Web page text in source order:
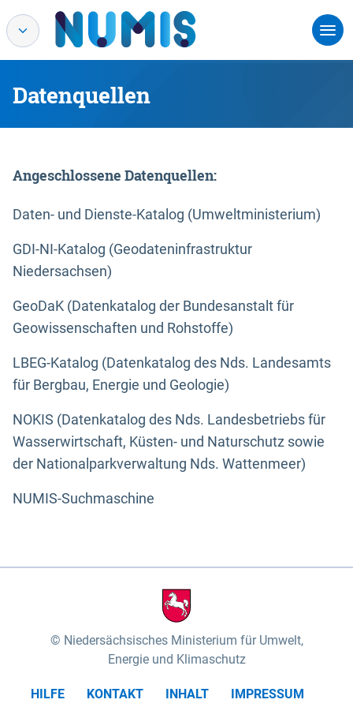
Datenquellen
Angeschlossene Datenquellen:
Daten- und Dienste-Katalog (Umweltministerium)
GDI-NI-Katalog (Geodateninfrastruktur
Niedersachsen)
GeoDaK (Datenkatalog der Bundesanstalt für
Geowissenschaften und Rohstoffe)
LBEG-Katalog (Datenkatalog des Nds. Landesamts
für Bergbau, Energie und Geologie)
NOKIS (Datenkatalog des Nds. Landesbetriebs für
Wasserwirtschaft, Küsten- und Naturschutz sowie
der Nationalparkverwaltung Nds. Wattenmeer)
NUMIS-Suchmaschine
Niedersächsisches Ministerium für Umwelt,
Energie und Klimaschutz
HILFE KONTAKT INHALT
IMPRESSUM